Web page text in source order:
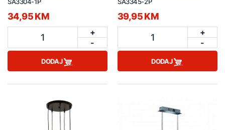
34,95 KM
1
+
-
DODAJ
39,95 KM
1
+
-
DODAJ